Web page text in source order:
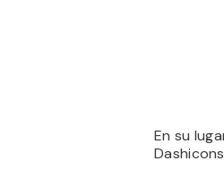
En su